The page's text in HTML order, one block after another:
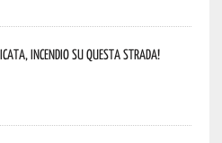
incendio su questa strada!